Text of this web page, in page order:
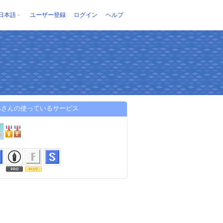
本語 ユーザー登録 ログイン ヘルプ
んの使っているサービス